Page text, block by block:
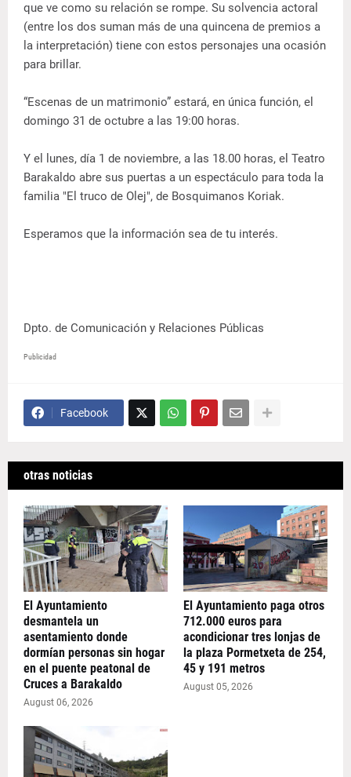
que ve como su relación se rompe. Su solvencia actoral
(entre los dos suman más de una quincena de premios a
la interpretación) tiene con estos personajes una ocasión
para brillar.
“Escenas de un matrimonio” estará, en única función, el
domingo 31 de octubre a las 19:00 horas.
Y el lunes, día 1 de noviembre, a las 18.00 horas, el Teatro
Barakaldo abre sus puertas a un espectáculo para toda la
familia "El truco de Olej", de Bosquimanos Koriak.
Esperamos que la información sea de tu interés.
Dpto. de Comunicación y Relaciones Públicas
Publicidad
Facebook
otras noticias
El Ayuntamiento
desmantela un
asentamiento donde
dormían personas sin hogar
en el puente peatonal de
Cruces a Barakaldo
August 06, 2026
El Ayuntamiento paga otros
712.000 euros para
acondicionar tres lonjas de
la plaza Pormetxeta de 254,
45 y 191 metros
August 05, 2026